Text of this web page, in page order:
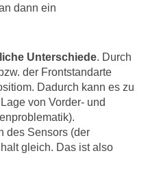
dann ein
Unterschiede. Durch
der Frontstandarte
Dadurch kann es zu
von Vorder- und
des Sensors (der
gleich. Das ist also